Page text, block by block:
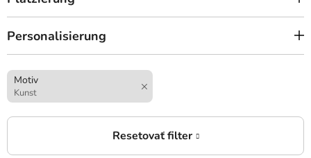
Personalisierung
Motiv
Kunst